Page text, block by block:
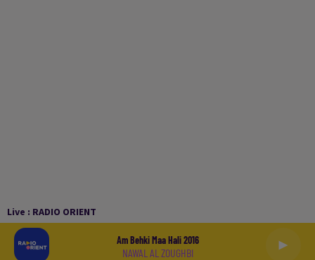
Live : RADIO ORIENT
Am Behki Maa Hali 2016
NAWAL AL ZOUGHBI